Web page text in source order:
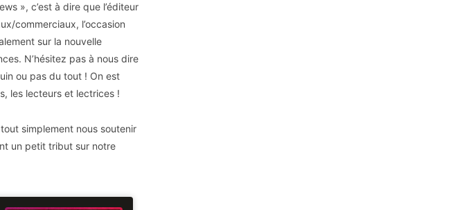
», c’est à dire que l’éditeur
commerciaux, l’occasion
sur la nouvelle
N’hésitez pas à nous dire
ou pas du tout ! On est
les lecteurs et lectrices !
simplement nous soutenir
un petit tribut sur notre